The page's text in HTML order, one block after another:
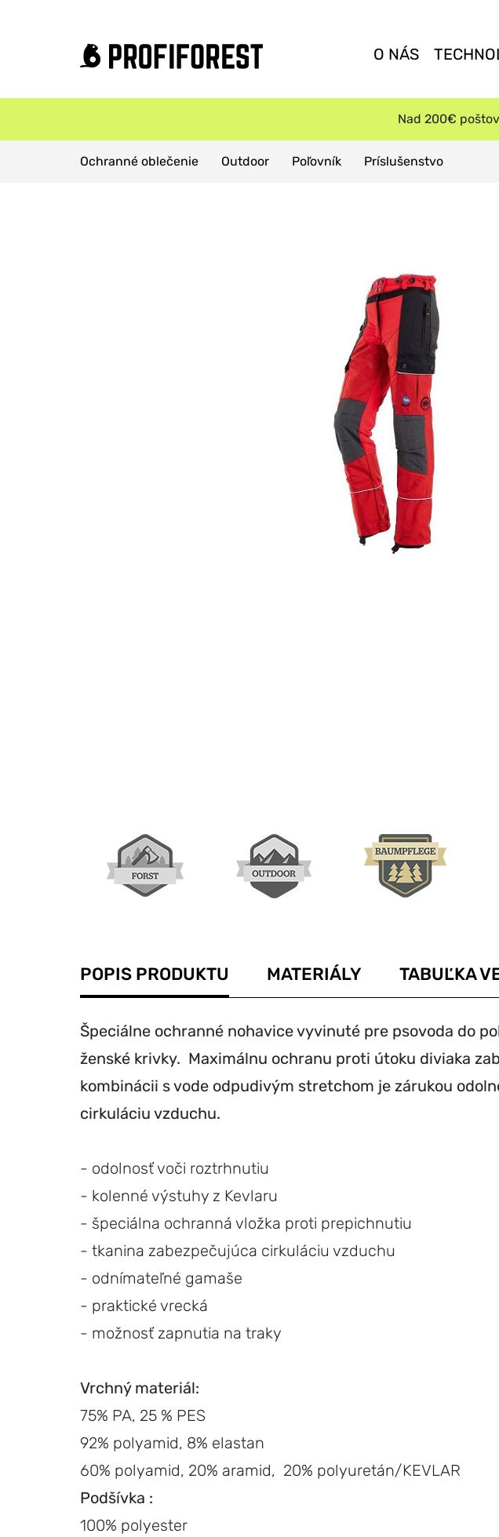
O NÁS
Nad 200€
Ochranné oblečenie Outdoor Poľovník Príslušenstvo
Domov Produkty Poľovnícke oblečenie
POPIS PRODUKTU MATERIÁLY TABUĽKA
Špeciálne ochranné nohavice vyvinuté pre psovoda do
ženské krivky. Maximálnu ochranu proti útoku diviaka
kombinácii s vode odpudivým stretchom je zárukou
cirkuláciu vzduchu.
- odolnosť voči roztrhnutiu
- kolenné výstuhy z Kevlaru
- špeciálna ochranná vložka proti prepichnutiu
- tkanina zabezpečujúca cirkuláciu vzduchu
- odnímateľné gamaše
- praktické vrecká
- možnosť zapnutia na traky
Vrchný materiál:
75% PA, 25 % PES
92% polyamid, 8% elastan
60% polyamid, 20% aramid, 20% polyuretán/KEVLAR
Podšívka :
100% polyester